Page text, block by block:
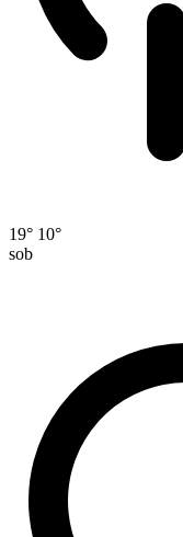
19° 10°
sob